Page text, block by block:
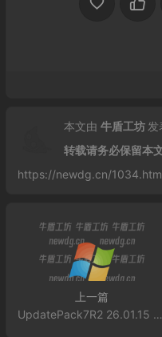
本文由 牛盾工坊 发
转载请务必保留本
https://newdg.cn/
上一篇
UpdatePack7R2 26.01.15 WIN7更新补丁包